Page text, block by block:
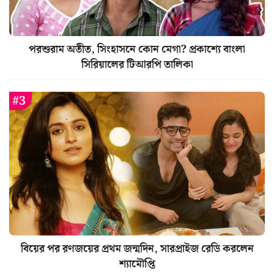
পরশুরাম অতীত, সিংহাসনে কোন মেগা? প্রকাশ্যে বাংলা
সিরিয়ালের টিআরপি তালিকা
বিয়ের পর রণজয়ের প্রথম জন্মদিন, সারপ্রাইজ রেডি করলেন
শ্যামৌপ্তি